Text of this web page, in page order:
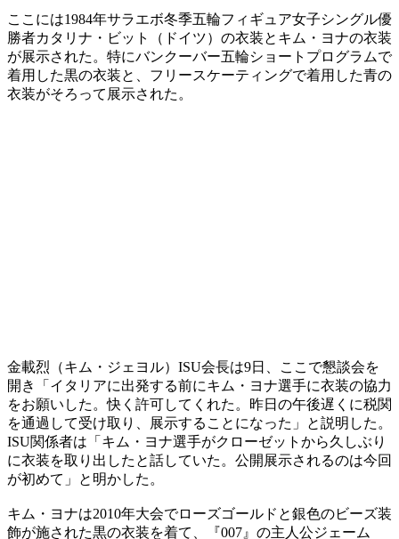
ここには1984年サラエボ冬季五輪フィギュア女子シングル優
勝者カタリナ・ビット（ドイツ）の衣装とキム・ヨナの衣装
が展示された。特にバンクーバー五輪ショートプログラムで
着用した黒の衣装と、フリースケーティングで着用した青の
衣装がそろって展示された。
金載烈（キム・ジェヨル）ISU会長は9日、ここで懇談会を
開き「イタリアに出発する前にキム・ヨナ選手に衣装の協力
をお願いした。快く許可してくれた。昨日の午後遅くに税関
を通過して受け取り、展示することになった」と説明した。
ISU関係者は「キム・ヨナ選手がクローゼットから久しぶり
に衣装を取り出したと話していた。公開展示されるのは今回
が初めて」と明かした。
キム・ヨナは2010年大会でローズゴールドと銀色のビーズ装
飾が施された黒の衣装を着て、『007』の主人公ジェーム